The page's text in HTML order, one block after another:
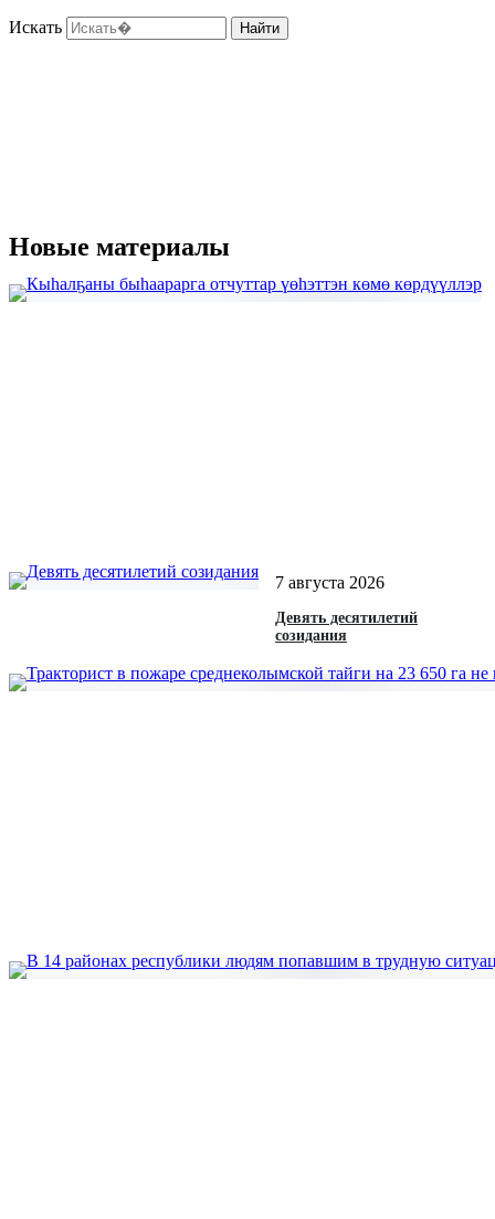
Искать Найти
Новые материалы
7 августа 2026
Девять десятилетий
созидания